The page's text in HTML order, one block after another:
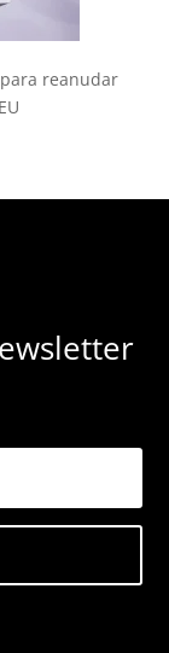
reanudar